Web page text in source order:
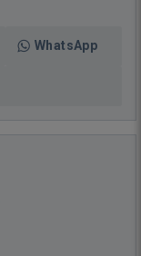
WhatsApp